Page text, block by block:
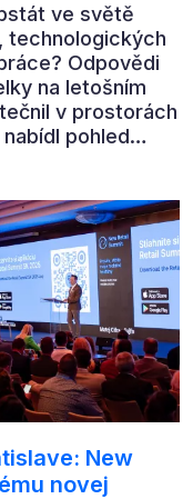
ve světě
technologických
Odpovědi
na letošním
v prostorách
pohled
role CFO.
New
novej